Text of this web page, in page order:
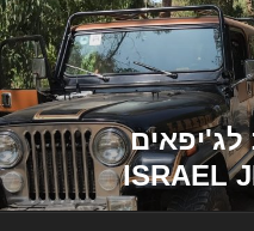
לג'יפאים